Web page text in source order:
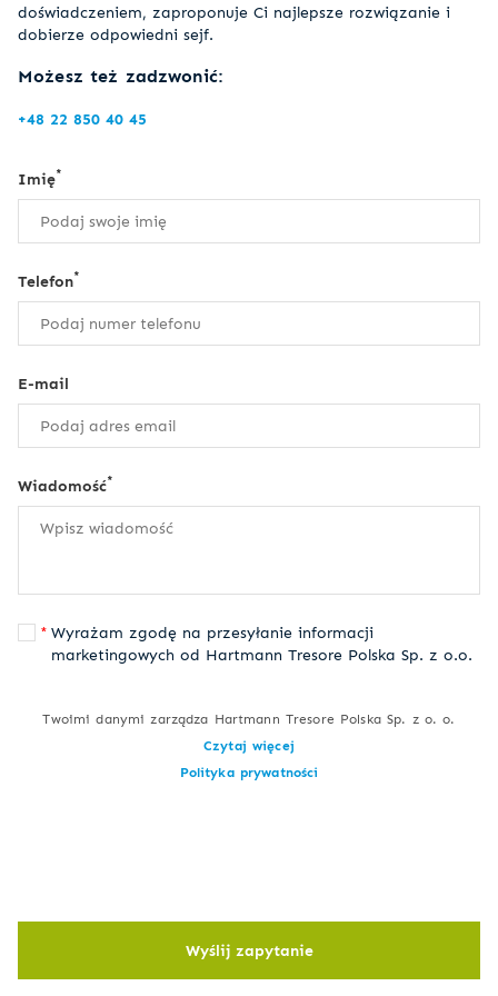
doświadczeniem, zaproponuje Ci najlepsze rozwiązanie i
dobierze odpowiedni sejf.
Możesz też zadzwonić:
+48 22 850 40 45
Imię*
Telefon*
E-mail
Wiadomość*
Wyrażam zgodę na przesyłanie informacji
marketingowych od Hartmann Tresore Polska Sp. z o.o.
Twoimi danymi zarządza Hartmann Tresore Polska Sp. z o. o.
Czytaj więcej
Polityka prywatności
Wyślij zapytanie